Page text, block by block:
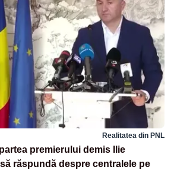
Realitatea din PNL
premierului demis Ilie
răspundă despre centralele pe